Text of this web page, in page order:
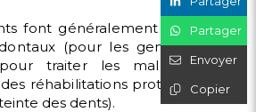
font généralement appel à
(pour les gencives), à
traiter les malpositions
réhabilitations prothétiques
des dents).
Partager
Envoyer
Copier